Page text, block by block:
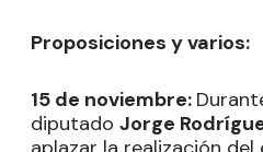
Proposiciones y varios:
15 de noviembre:
diputado Jorge